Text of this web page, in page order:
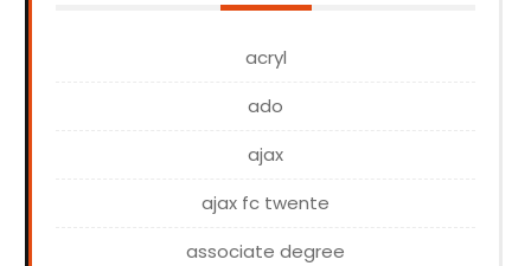
acryl
ado
ajax
ajax fc twente
associate degree